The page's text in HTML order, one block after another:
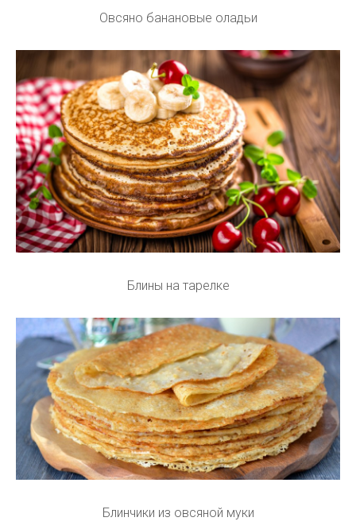
Овсяно банановые оладьи
Блины на тарелке
Блинчики из овсяной муки